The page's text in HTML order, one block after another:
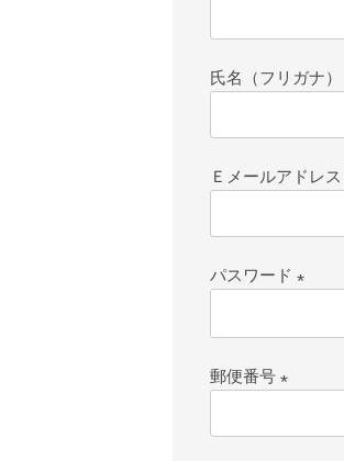
須)
氏名（フリガナ）
Ｅメールアドレス
パスワード
須)
郵便番号
須)